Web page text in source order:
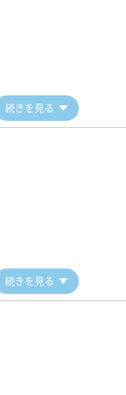
。
で初営業をサポート！
ーアップいたします。
続きを見る
続きを見る